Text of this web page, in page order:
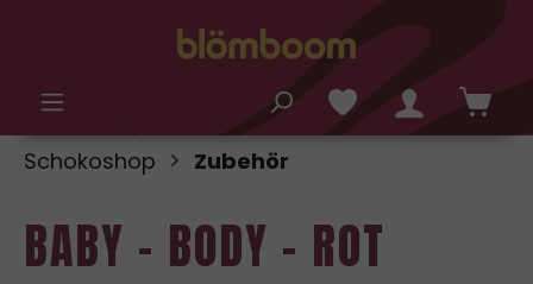
Schokoshop Zubehör
BABY - BODY - ROT